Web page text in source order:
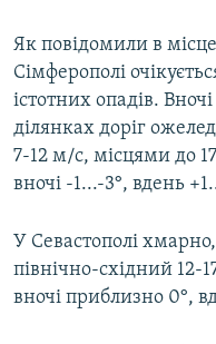
Як повідомили в
Сімферополі
істотних опадів.
ділянках доріг
7-12 м/с, місцями до
вночі -1...-3°, вдень
У Севастополі хмарно,
північно-східний 12-
вночі приблизно 0°,